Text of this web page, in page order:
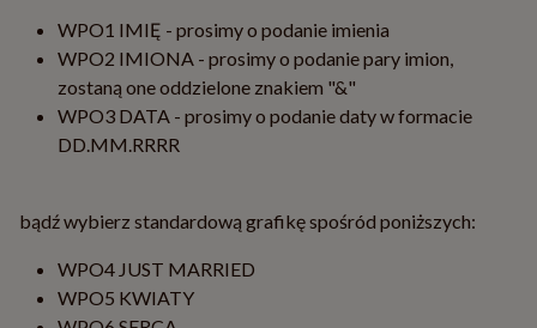
WPO1 IMIĘ - prosimy o podanie imienia
WPO2 IMIONA - prosimy o podanie pary imion,
zostaną one oddzielone znakiem "&"
WPO3 DATA - prosimy o podanie daty w formacie
DD.MM.RRRR
bądź wybierz standardową grafikę spośród poniższych:
WPO4 JUST MARRIED
WPO5 KWIATY